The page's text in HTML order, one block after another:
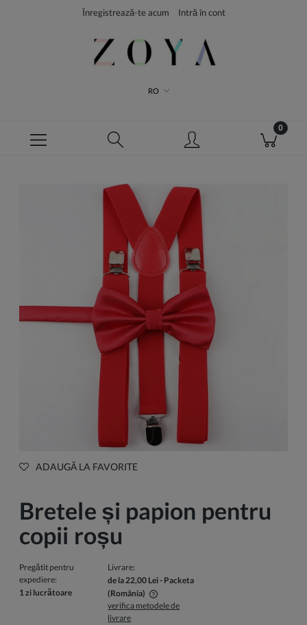
Înregistrează-te acum Intră în cont
RO
ADAUGĂ LA FAVORITE
Bretele și papion pentru
copii roșu
Pregătit pentru
expediere:
1 zi lucrătoare
Livrare:
de la 22,00 Lei- Packeta
(România)
Pretul nu include eventualele costuri de plata
verifica metodele de
livrare